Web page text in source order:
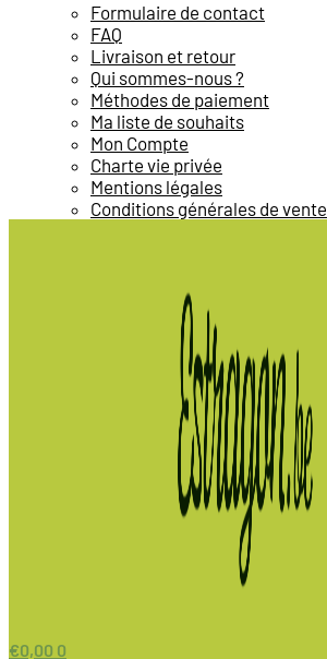
Formulaire de contact
FAQ
Livraison et retour
Qui sommes-nous ?
Méthodes de paiement
Ma liste de souhaits
Mon Compte
Charte vie privée
Mentions légales
Conditions générales de vente
€0,00 0